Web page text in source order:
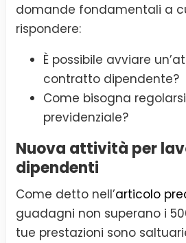
domande fondamentali a
rispondere:
È possibile avviare
contratto dipendente?
Come bisogna
previdenziale?
Nuova attività per
dipendenti
Come detto nell’articolo
guadagni non superano i
tue prestazioni sono